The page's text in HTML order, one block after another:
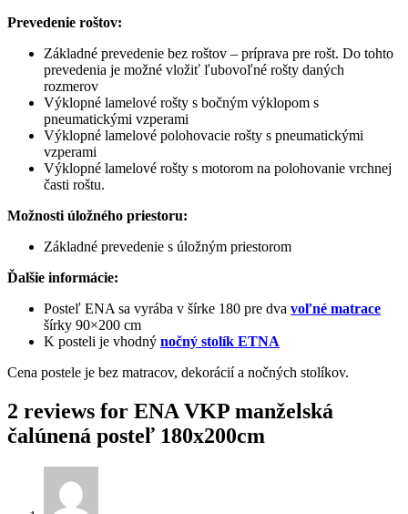
Prevedenie roštov:
Základné prevedenie bez roštov – príprava pre rošt. Do tohto
prevedenia je možné vložiť ľubovoľné rošty daných
rozmerov
Výklopné lamelové rošty s bočným výklopom s
pneumatickými vzperami
Výklopné lamelové polohovacie rošty s pneumatickými
vzperami
Výklopné lamelové rošty s motorom na polohovanie vrchnej
časti roštu.
Možnosti úložného priestoru:
Základné prevedenie s úložným priestorom
Ďalšie informácie:
Posteľ ENA sa vyrába v šírke 180 pre dva voľné matrace
šírky 90×200 cm
K posteli je vhodný nočný stolík ETNA
Cena postele je bez matracov, dekorácií a nočných stolíkov.
2 reviews for ENA VKP manželská
čalúnená posteľ 180x200cm